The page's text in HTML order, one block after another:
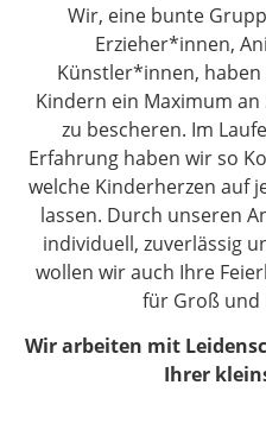
Wir, eine bunte
Erzieher*innen,
Künstler*innen, haben
Kindern ein Maximum
zu bescheren. Im
Erfahrung haben wir so
welche Kinderherzen auf
lassen. Durch unseren
individuell, zuverlässig
wollen wir auch Ihre
für Groß und
Wir arbeiten mit
Ihrer